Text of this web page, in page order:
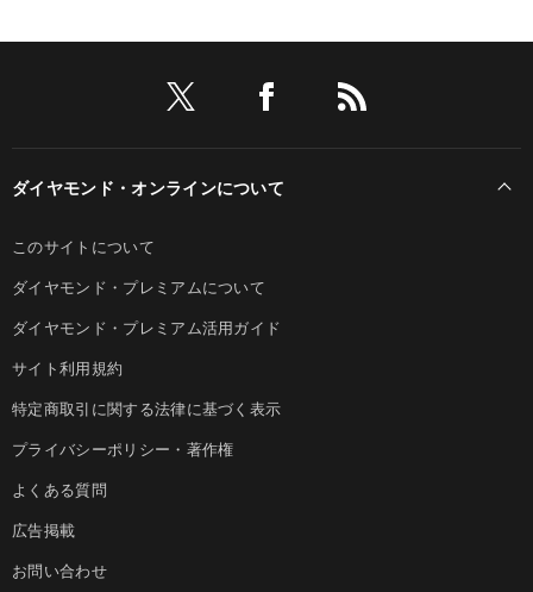
ダイヤモンド・オンラインについて
このサイトについて
ダイヤモンド・プレミアムについて
ダイヤモンド・プレミアム活用ガイド
サイト利用規約
特定商取引に関する法律に基づく表示
プライバシーポリシー・著作権
よくある質問
広告掲載
お問い合わせ